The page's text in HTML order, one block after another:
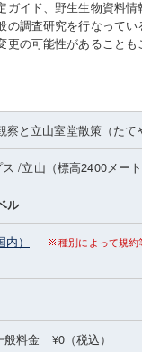
ガイド、野生生物資料
の調査研究を行なって
の可能性があることも
と立山室堂散策（たて
/立山 （標高2400メート
ル
）
種別によって規約
般料金 ¥0（税込）